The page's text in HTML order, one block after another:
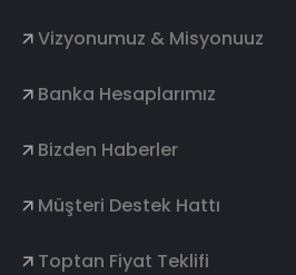
Vizyonumuz & Misyonuuz
Banka Hesaplarımız
Bizden Haberler
Müşteri Destek Hattı
Toptan Fiyat Teklifi